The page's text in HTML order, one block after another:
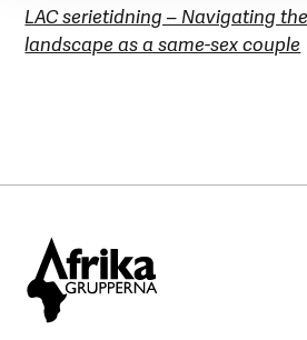
LAC serietidning – Navigating
landscape as a same-sex couple